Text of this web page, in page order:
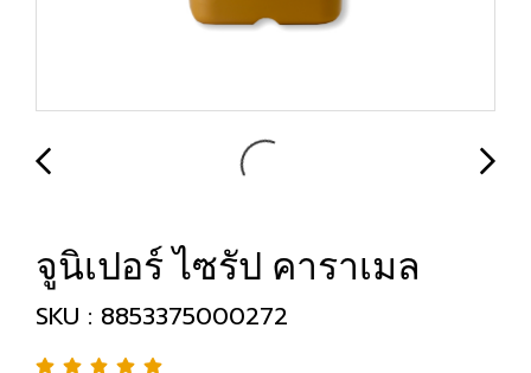
จูนิเปอร์ ไซรัป คาราเมล
SKU : 8853375000272